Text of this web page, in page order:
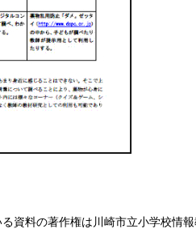
資料の著作権は川崎市立小学校情